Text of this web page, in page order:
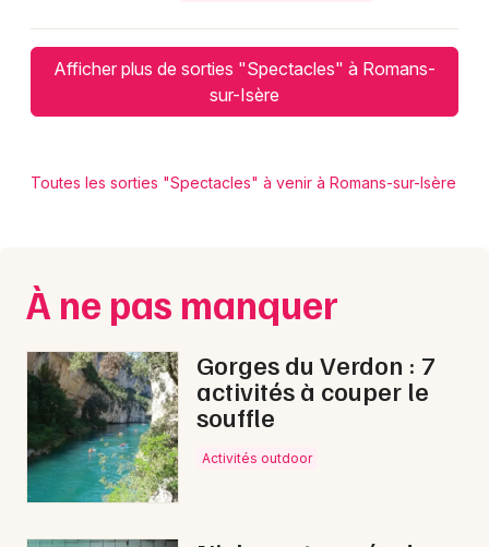
Afficher plus de sorties "Spectacles" à Romans-
sur-Isère
Toutes les sorties "Spectacles" à venir à Romans-sur-Isère
À ne pas manquer
Gorges du Verdon : 7
activités à couper le
souffle
Activités outdoor